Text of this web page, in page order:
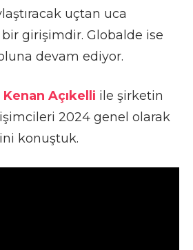
uçtan uca
girişimdir. Globalde ise
devam ediyor.
Kenan Açıkelli ile şirketin
2024 genel olarak
konuştuk.